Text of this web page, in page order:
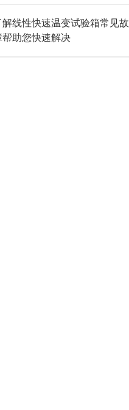
解线性快速温变试验箱常见故
帮助您快速解决